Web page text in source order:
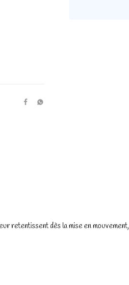
retentissent dès la mise en mouvement,